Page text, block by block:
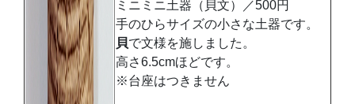
ミニミニ土器（貝文）／500円
手のひらサイズの小さな土器です。
貝で文様を施しました。
高さ6.5cmほどです。
※台座はつきません